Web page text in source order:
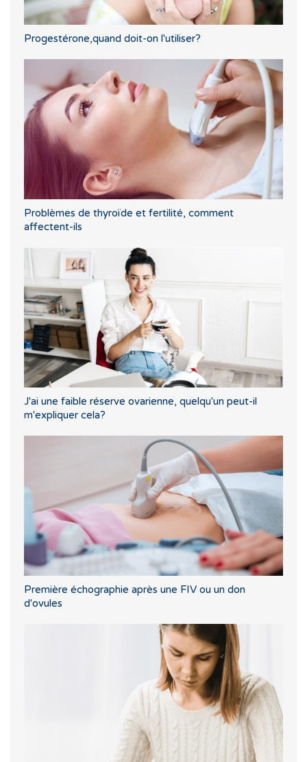
Progestérone,quand doit-on l'utiliser?
Problèmes de thyroïde et fertilité, comment
affectent-ils
J'ai une faible réserve ovarienne, quelqu'un peut-il
m'expliquer cela?
Première échographie après une FIV ou un don
d'ovules